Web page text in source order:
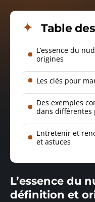
Table
L’essence du
origines
Les clés pour
Des exemples
dans différentes
Entretenir et
et astuces
L’essence du
définition et